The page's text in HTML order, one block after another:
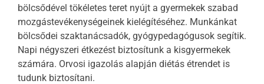
bölcsődével tökéletes teret nyújt a gyermekek szabad
mozgástevékenységeinek kielégítéséhez. Munkánkat
bölcsődei szaktanácsadók, gyógypedagógusok segítik.
Napi négyszeri étkezést biztosítunk a kisgyermekek
számára. Orvosi igazolás alapján diétás étrendet is
tudunk biztosítani.